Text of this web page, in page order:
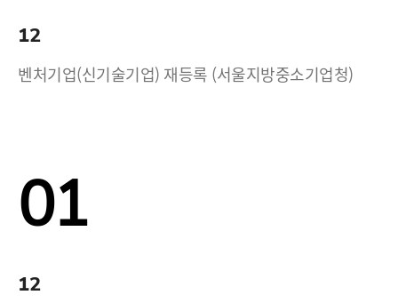
12
벤처기업(신기술기업) 재등록 (서울지방중소기업청)
01
12